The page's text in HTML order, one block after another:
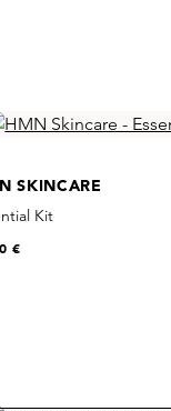
SKINCARE
Kit
€